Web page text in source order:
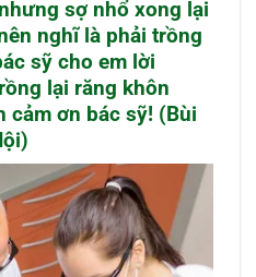
sợ nhổ xong lại
nghĩ là phải trồng
sỹ cho em lời
lại răng khôn
cảm ơn bác sỹ! (Bùi